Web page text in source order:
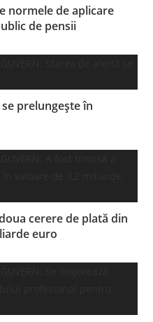
normele de aplicare
de pensii
se prelungește în
cerere de plată din
euro